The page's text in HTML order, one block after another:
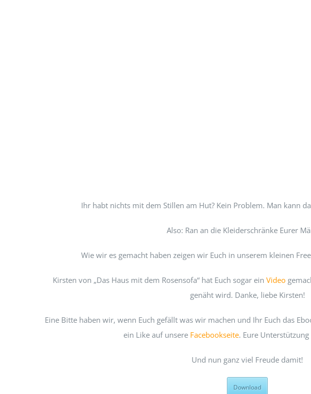
Ihr habt nichts mit dem Stillen am Hut? Kein Problem. Man kann
Also: Ran an die Kleiderschränke Eurer
Wie wir es gemacht haben zeigen wir Euch in unserem kleinen
Kirsten von „Das Haus mit dem Rosensofa“ hat Euch sogar einVideo
genäht wird. Danke, liebe Kirsten!
Eine Bitte haben wir, wenn Euch gefällt was wir machen und Ihr Euch das
ein Like auf unsere Facebookseite. Eure
Und nun ganz viel Freude damit!
Download